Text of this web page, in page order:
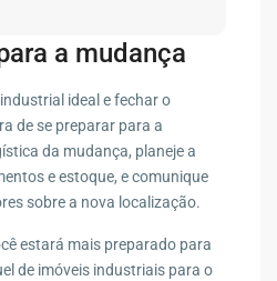
a mudança
ideal e fechar o
de se preparar para a
da mudança, planeje a
e estoque, e comunique
sobre a nova localização.
estará mais preparado para
de imóveis industriais para o